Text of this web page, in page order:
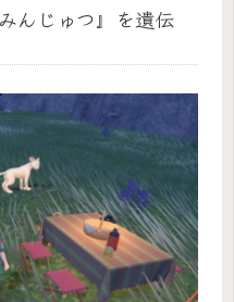
んじゅつ』を遺伝